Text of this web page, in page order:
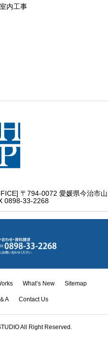
室内工事
〒794-0072 愛媛県今治市山
0898-33-2268
What’s New Sitemap
A Contact Us
All Right Reserved.